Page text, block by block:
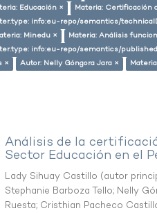
Educación ×
Materia: Certificación
info:eu-repo/semantics/
Minedu × Materia: Análisis
info:eu-repo/semantics/
×
Autor: Nelly Góngora Jara ×
Análisis de la
Sector Educación en el
Lady Sihuay Castillo (autor
Stephanie Barboza Tello; Nelly
Ruesta; Cristhian Pacheco